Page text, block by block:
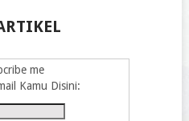
Kamu Disini: